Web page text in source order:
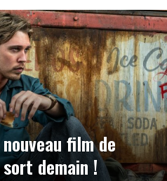
film de
demain !